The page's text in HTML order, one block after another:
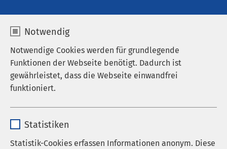
Notwendig
Notwendige Cookies werden für grundlegende
Funktionen der Webseite benötigt. Dadurch ist
gewährleistet, dass die Webseite einwandfrei
funktioniert.
Anbieter sgalinski
Statistiken
Statistik-Cookies erfassen Informationen anonym. Diese
Nachrichten
Datum von: Datum bis: